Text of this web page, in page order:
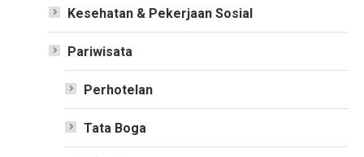
Kesehatan & Pekerjaan Sosial
Pariwisata
Perhotelan
Tata Boga